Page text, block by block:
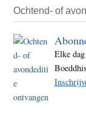
Ochtend- of
Elke